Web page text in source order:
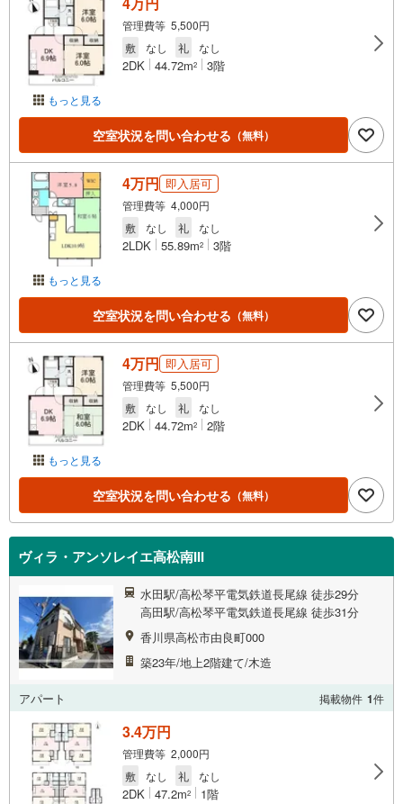
もっと見る
管理費等 5,500円
敷
なし 礼 なし
2DK 44.72m2 3階
空室状況を問い合わせる （無料）
もっと見る
4万円 即入居可
管理費等 4,000円
敷
なし 礼 なし
2LDK 55.89m2 3階
空室状況を問い合わせる （無料）
もっと見る
4万円 即入居可
管理費等 5,500円
敷
なし 礼 なし
2DK 44.72m2 2階
空室状況を問い合わせる （無料）
ヴィラ・アンソレイエ高松南III
水田駅/高松琴平電気鉄道長尾線 徒歩29分
高田駅/高松琴平電気鉄道長尾線 徒歩31分
香川県高松市由良町000
築23年/地上2階建て/木造
アパート 掲載物件 1件
3.4万円
管理費等 2,000円
敷
なし 礼 なし
2DK 47.2m2 1階